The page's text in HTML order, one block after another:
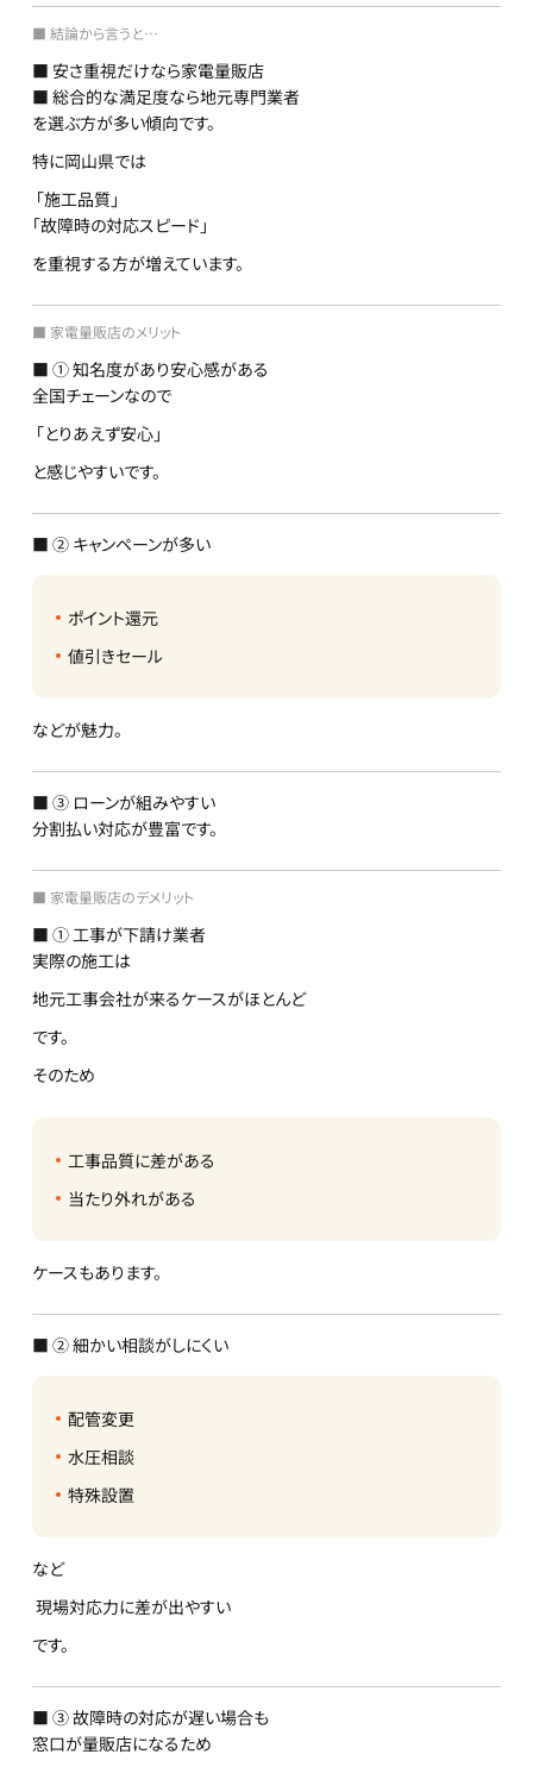
■ 結論から言うと…
■ 安さ重視だけなら家電量販店
■ 総合的な満足度なら地元専門業者
を選ぶ方が多い傾向です。
特に岡山県では
「施工品質」
「故障時の対応スピード」
を重視する方が増えています。
■ 家電量販店のメリット
■ ① 知名度があり安心感がある
全国チェーンなので
「とりあえず安心」
と感じやすいです。
■ ② キャンペーンが多い
ポイント還元
値引きセール
などが魅力。
■ ③ ローンが組みやすい
分割払い対応が豊富です。
■ 家電量販店のデメリット
■ ① 工事が下請け業者
実際の施工は
地元工事会社が来るケースがほとんど
です。
そのため
工事品質に差がある
当たり外れがある
ケースもあります。
■ ② 細かい相談がしにくい
配管変更
水圧相談
特殊設置
など
現場対応力に差が出やすい
です。
■ ③ 故障時の対応が遅い場合も
窓口が量販店になるため